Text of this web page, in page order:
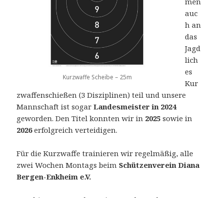
Kurzwaffe Scheibe – 25m
auc
h an
das
Jagd
lich
es
Kur
zwaffenschießen (3 Disziplinen) teil und unsere
Mannschaft ist sogarLandesmeister in 2024
geworden. Den Titel konnten wir in 2025 sowie in
2026erfolgreich verteidigen.
Für die Kurzwaffe trainieren wir regelmäßig, alle
zwei Wochen Montags beim Schützenverein Diana
Bergen-Enkheim e.V.